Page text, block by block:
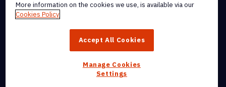
© 2026 Nitro Software, Inc. Tutti i diritti riservati.
Sign e Nitro Analytics sono marchi e/o marchi registrati di Nitro
More information on the cookies we use, is available via our
Cookies Policy
Accept All Cookies
Manage Cookies
Settings